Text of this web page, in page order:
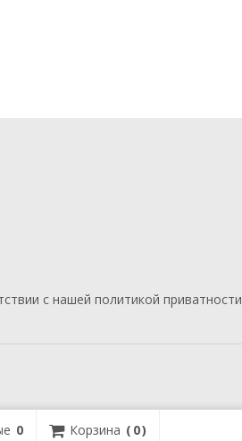
с нашей политикой приватности
0 Корзина 0